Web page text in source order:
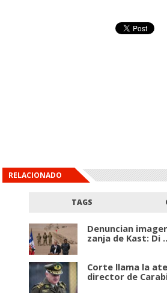
RELACIONADO
TAGS
Denuncian
zanja de Kast: Di
Corte llama la
director de